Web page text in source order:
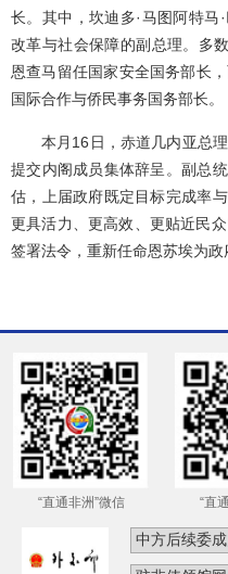
长。其中，坎迪多·马图阿特马
改革与社会保障的副总理。多
恩查马留任国家安全国务部长，
国际合作与侨民事务国务部长。
本月16日，赤道几内亚总
提交内阁成员集体辞呈。副总
估，上届政府既定目标完成率
更具活力、更高效、更贴近民
签署法令，重新任命恩苏埃为政
“直通非洲”微信 “直